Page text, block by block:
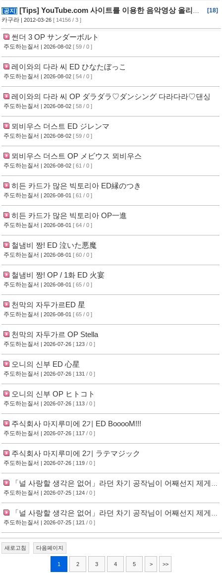
[공지] [Tips] YouTube.com 사이트를 이용한 음악영상 올리는
방법!!
[18]
카구라 | 2012-03-26 [ 14156 / 3 ]
썬더 3 OP サンダーボルト
주도하는질서 | 2026-08-02 [ 59 / 0 ]
레이와의 다라 씨 ED ひなたぼっこ
주도하는질서 | 2026-08-02 [ 54 / 0 ]
레이와의 다라 씨 OP ダラダラ♡ダンシング 다라다라♡댄싱
주도하는질서 | 2026-08-02 [ 58 / 0 ]
뫼비우스 더스트 ED ジレンマ
주도하는질서 | 2026-08-02 [ 59 / 0 ]
뫼비우스 더스트 OP メビウス 뫼비우스
주도하는질서 | 2026-08-02 [ 61 / 0 ]
히든 카드가 많은 빅토리아 ED縁のつき
주도하는질서 | 2026-08-01 [ 61 / 0 ]
히든 카드가 많은 빅토리아 OP一進
주도하는질서 | 2026-08-01 [ 64 / 0 ]
철냄비 짱! ED 泣いた悪魔
주도하는질서 | 2026-08-01 [ 60 / 0 ]
철냄비 짱! OP / 1화 ED 火宴
주도하는질서 | 2026-08-01 [ 65 / 0 ]
천막의 자두가르ED 星
주도하는질서 | 2026-08-01 [ 65 / 0 ]
천막의 자두가르 OP Stella
주도하는질서 | 2026-07-26 [ 123 / 0 ]
오니의 신부 ED 心星
주도하는질서 | 2026-07-26 [ 131 / 0 ]
오니의 신부 OP ヒトコト
주도하는질서 | 2026-07-26 [ 113 / 0 ]
주식회사 마지루미에 2기 ED BooooM!!!
주도하는질서 | 2026-07-26 [ 117 / 0 ]
주식회사 마지루미에 2기 ラテマジック
주도하는질서 | 2026-07-26 [ 119 / 0 ]
「널 사랑할 생각은 없어」라던 차기 공작님이 어째선지 제게
푹 빠졌어요 ED 最終回
주도하는질서 | 2026-07-25 [ 124 / 0 ]
「널 사랑할 생각은 없어」라던 차기 공작님이 어째선지 제게
푹 빠졌어요 OP いつかちゃんと。
주도하는질서 | 2026-07-25 [ 121 / 0 ]
새로고침 다음페이지
1 2 3 4 5 > >>